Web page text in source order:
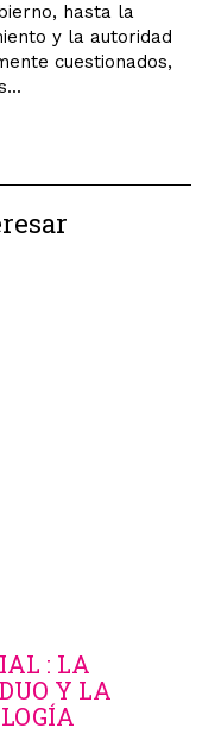
hasta la
y la autoridad
cuestionados,
: LA
Y LA